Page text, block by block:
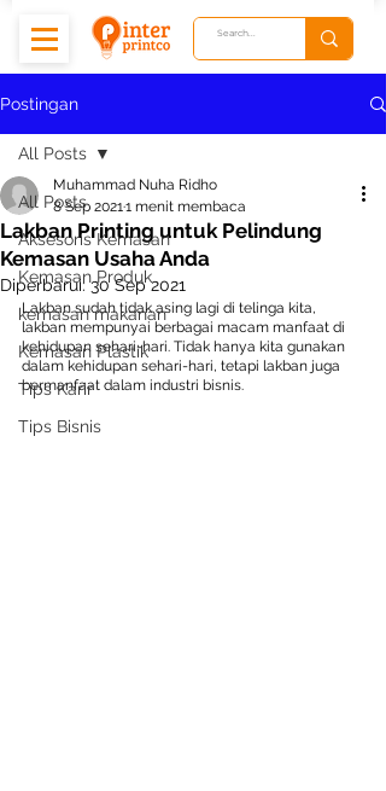
Postingan
All Posts
Aksesoris Kemasan
Kemasan Produk
kemasan makanan
Kemasan Plastik
Tips Karir
Tips Bisnis
All Posts
Lakban Printing untuk Pelindung
Kemasan Usaha Anda
Muhammad Nuha Ridho
8 Sep 20211 menit membaca
Diperbarui:30 Sep 2021
Lakban sudah tidak asing lagi di telinga kita,
lakban mempunyai berbagai macam manfaat di
kehidupan sehari-hari. Tidak hanya kita gunakan
dalam kehidupan sehari-hari, tetapi lakban juga
bermanfaat dalam industri bisnis.